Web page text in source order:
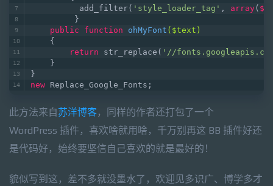
          add_filter(
'style_loader_tag' , array(
         }
public
function ohMyFont ($text)
    {
return str_replace( '//
    }
}
new Replace_Google_Fonts;
此方法来自苏洋博客，同样的作者还打包了一个
WordPress 插件，喜欢啥就用啥，千万别再这 BB 插件好还
是代码好，始终要坚信自己喜欢的就是最好的！
貌似写到这，差不多就没墨水了，欢迎见多识广、博学多才